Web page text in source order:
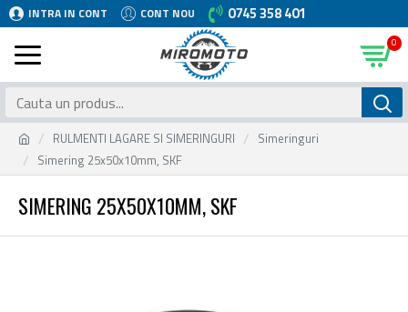
INTRA IN CONT CONT NOU 0745 358 401
0
RULMENTI LAGARE SI SIMERINGURI
Simeringuri
Simering 25x50x10mm, SKF
SIMERING 25X50X10MM, SKF